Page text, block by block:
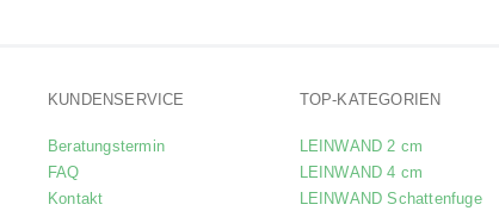
KUNDENSERVICE
Beratungstermin
FAQ
Kontakt
TOP-KATEGORIEN
LEINWAND 2 cm
LEINWAND 4 cm
LEINWAND Schattenfuge